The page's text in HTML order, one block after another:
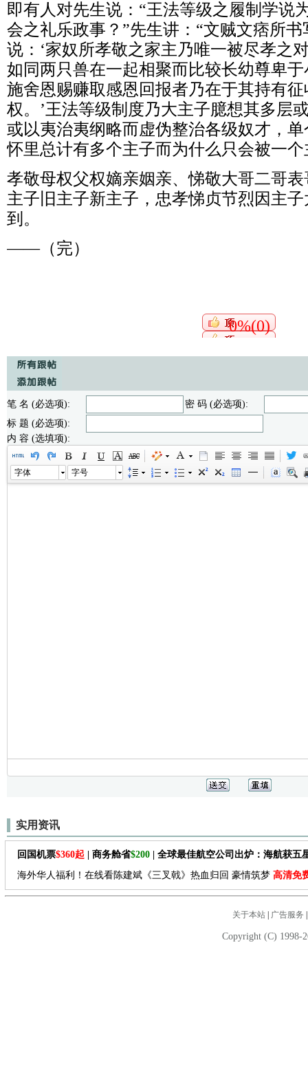
即有人对先生说：“王法等级之履制学说
会之礼乐政事？”先生讲：“文贼文痞所
说：‘家奴所孝敬之家主乃唯一被尽孝之
如同两只兽在一起相聚而比较长幼尊卑
施舍恩赐赚取感恩回报者乃在于其持有
权。’王法等级制度乃大主子臆想其多层
或以夷治夷纲略而虚伪整治各级奴才，
怀里总计有多个主子而为什么只会被一
孝敬母权父权嫡亲姻亲、悌敬大哥二哥
主子旧主子新主子，忠孝悌贞节烈因主
到。
——（完）
0%(0)
笔 名 (必选项):
密 码 (必选项):
标 题 (必选项):
内 容 (选填项):
字体 字号
实用资讯
回国机票$360起 | 商务舱省$200 | 全球最佳航空公司出炉：海航获五
海外华人福利！在线看陈建斌《三叉戟》热血归回 豪情筑梦 高清免
关于本站| 广告服务
Copyright (C) 1998-